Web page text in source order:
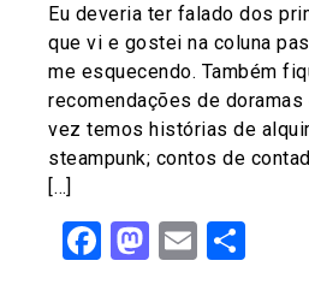
Eu deveria ter falado dos
que vi e gostei na coluna
me esquecendo. Também
recomendações de
vez temos histórias de
steampunk; contos de
[…]
Facebook
Mastodon
Email